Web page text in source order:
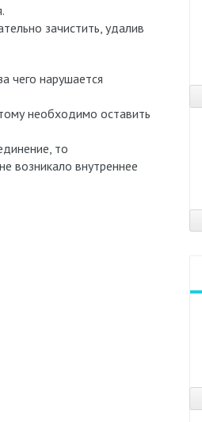
зачистить, удалив
чего нарушается
необходимо оставить
то
возникало внутреннее